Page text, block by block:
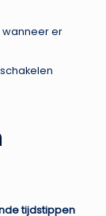
wanneer er
tijdstippen